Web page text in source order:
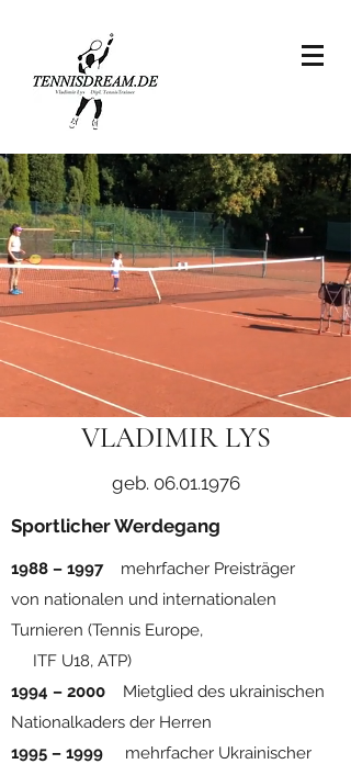
VLADIMIR LYS
geb. 06.01.1976
Sportlicher Werdegang
1988 – 1997mehrfacher Preisträger
von nationalen und internationalen
Turnieren (Tennis Europe,
ITF U18, ATP)
1994 – 2000 Mietglied des ukrainischen
Nationalkaders der Herren
1995 – 1999 mehrfacher Ukrainischer